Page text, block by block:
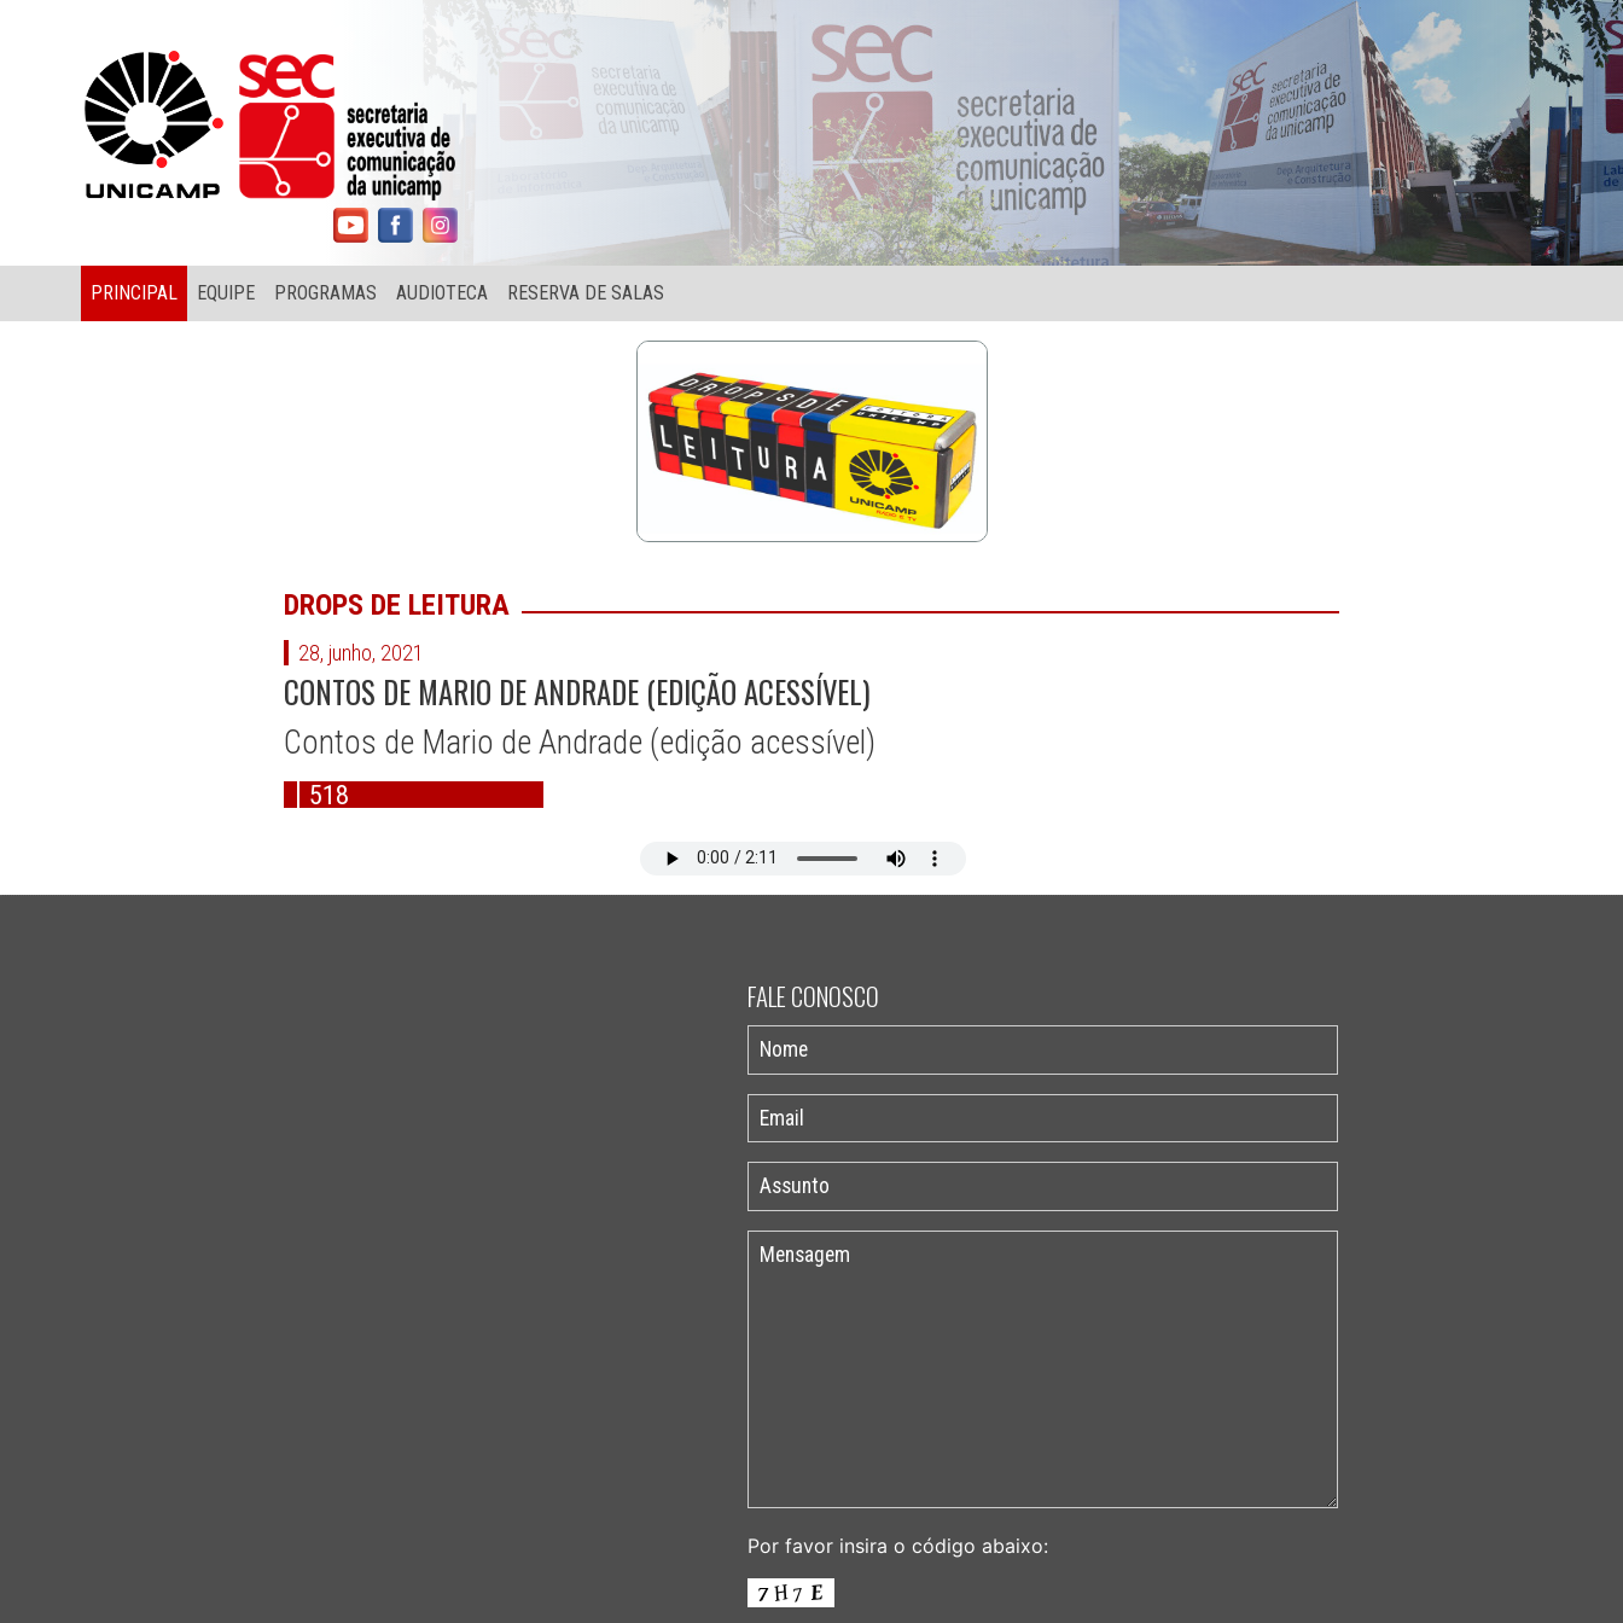
PRINCIPAL EQUIPE PROGRAMAS AUDIOTECA RESERVA DE SALAS
DROPS DE LEITURA
28, junho, 2021
CONTOS DE MARIO DE ANDRADE (EDIÇÃO ACESSÍVEL)
Contos de Mario de Andrade (edição acessível)
518
FALE CONOSCO
Por favor insira o código abaixo: